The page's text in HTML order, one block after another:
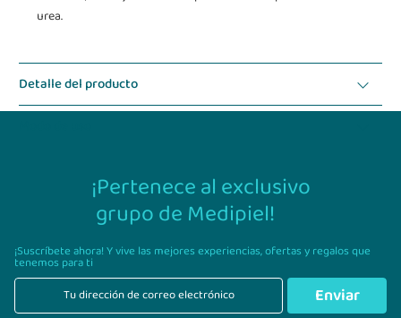
urea.
Detalle del producto
¡Pertenece al exclusivo
grupo de Medipiel!
¡Suscríbete ahora! Y vive las mejores experiencias,ofertas y regalos que
tenemos para ti
Enviar